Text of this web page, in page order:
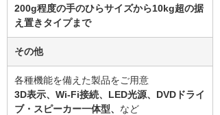
200g程度の手のひらサイズから10kg超の据
え置きタイプまで
その他
各種機能を備えた製品をご用意
3D表示、Wi-Fi接続、LED光源、DVDドライ
ブ・スピーカー一体型、 など